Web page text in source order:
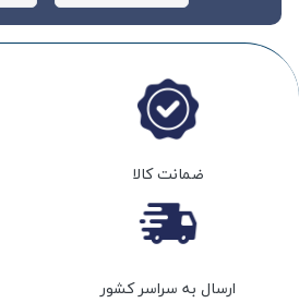
ضمانت کالا
ارسال به سراسر کشور